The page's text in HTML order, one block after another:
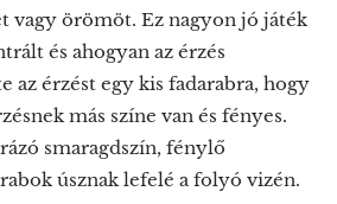
vagy örömöt. Ez nagyon jó játék
és ahogyan az érzés
az érzést egy kis fadarabra, hogy
más színe van és fényes.
smaragdszín, fénylő
úsznak lefelé a folyó vizén.